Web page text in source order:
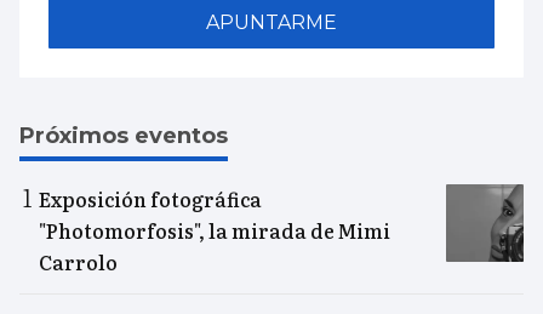
APUNTARME
Próximos eventos
Exposición fotográfica
"Photomorfosis", la mirada de Mimi
Carrolo